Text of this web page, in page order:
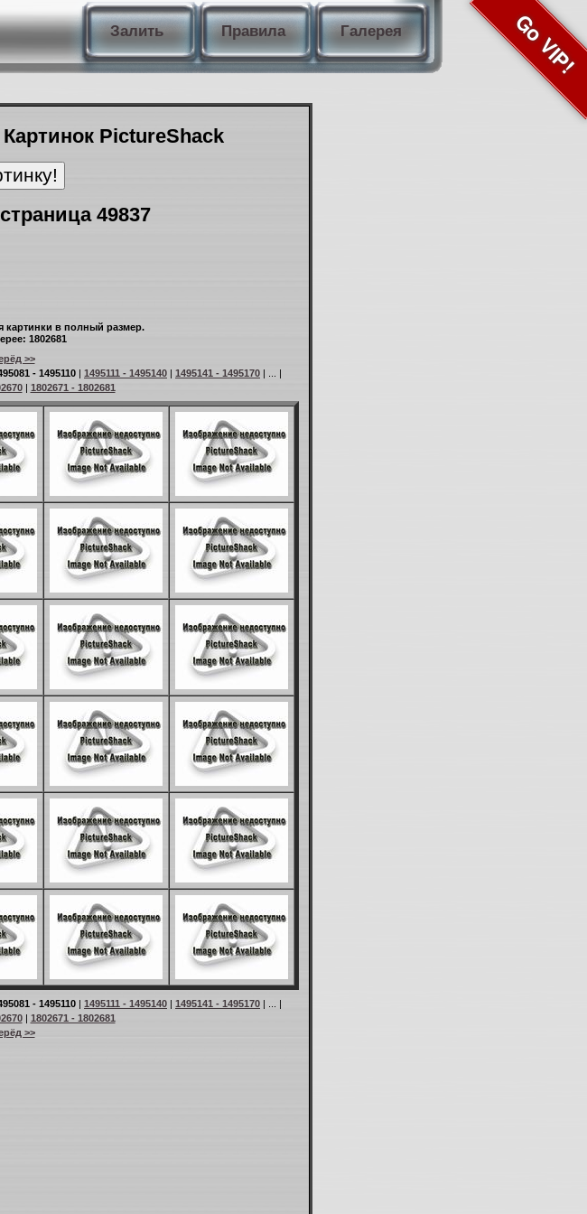
Залить Правила Галерея Go VIP!
PictureShack
49837
картинки в полный размер.
1802681
>>
- 1495110 | 1495111 - 1495140 | 1495141 - 1495170 | ... |
| 1802671 - 1802681
- 1495110 | 1495111 - 1495140 | 1495141 - 1495170 | ... |
| 1802671 - 1802681
>>